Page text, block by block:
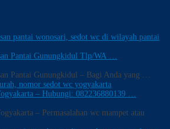
Pantai Gunungkidul Tlp/WA …
Pantai Gunungkidul – Bagi Anda yang …
– Hubungi: 082236880139 …
– Permasalahan wc mampet atau